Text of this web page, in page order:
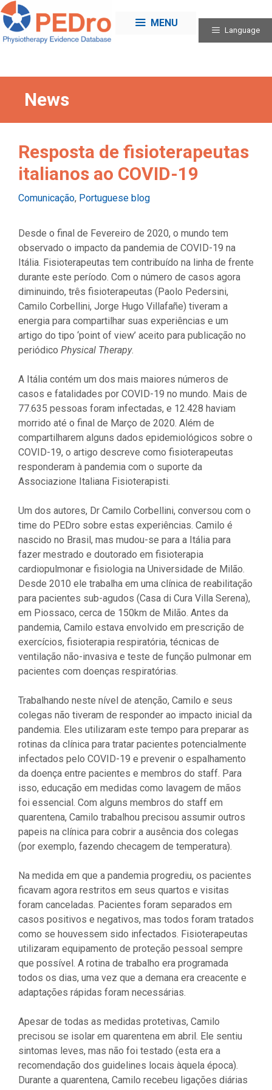
Skip
to
content
MENU
Language
News
Resposta de fisioterapeutas
italianos ao COVID-19
Categories
Comunicação, Portuguese blog
Desde o final de Fevereiro de 2020, o mundo tem
observado o impacto da pandemia de COVID-19 na
Itália. Fisioterapeutas tem contribuído na linha de frente
durante este período. Com o número de casos agora
diminuindo, três fisioterapeutas (Paolo Pedersini,
Camilo Corbellini, Jorge Hugo Villafañe) tiveram a
energia para compartilhar suas experiências e um
artigo do tipo ‘point of view’ aceito para publicação no
periódico Physical Therapy.
A Itália contém um dos mais maiores números de
casos e fatalidades por COVID-19 no mundo. Mais de
77.635 pessoas foram infectadas, e 12.428 haviam
morrido até o final de Março de 2020. Além de
compartilharem alguns dados epidemiológicos sobre o
COVID-19, o artigo descreve como fisioterapeutas
responderam à pandemia com o suporte da
Associazione Italiana Fisioterapisti.
Um dos autores, Dr Camilo Corbellini, conversou com o
time do PEDro sobre estas experiências. Camilo é
nascido no Brasil, mas mudou-se para a Itália para
fazer mestrado e doutorado em fisioterapia
cardiopulmonar e fisiologia na Universidade de Milão.
Desde 2010 ele trabalha em uma clínica de reabilitação
para pacientes sub-agudos (Casa di Cura Villa Serena),
em Piossaco, cerca de 150km de Milão. Antes da
pandemia, Camilo estava envolvido em prescrição de
exercícios, fisioterapia respiratória, técnicas de
ventilação não-invasiva e teste de função pulmonar em
pacientes com doenças respiratórias.
Trabalhando neste nível de atenção, Camilo e seus
colegas não tiveram de responder ao impacto inicial da
pandemia. Eles utilizaram este tempo para preparar as
rotinas da clínica para tratar pacientes potencialmente
infectados pelo COVID-19 e prevenir o espalhamento
da doença entre pacientes e membros do staff. Para
isso, educação em medidas como lavagem de mãos
foi essencial. Com alguns membros do staff em
quarentena, Camilo trabalhou precisou assumir outros
papeis na clínica para cobrir a ausência dos colegas
(por exemplo, fazendo checagem de temperatura).
Na medida em que a pandemia progrediu, os pacientes
ficavam agora restritos em seus quartos e visitas
foram canceladas. Pacientes foram separados em
casos positivos e negativos, mas todos foram tratados
como se houvessem sido infectados. Fisioterapeutas
utilizaram equipamento de proteção pessoal sempre
que possível. A rotina de trabalho era programada
todos os dias, uma vez que a demana era creacente e
adaptações rápidas foram necessárias.
Apesar de todas as medidas protetivas, Camilo
precisou se isolar em quarentena em abril. Ele sentiu
sintomas leves, mas não foi testado (esta era a
recomendação dos guidelines locais àquela época).
Durante a quarentena, Camilo recebeu ligações diárias